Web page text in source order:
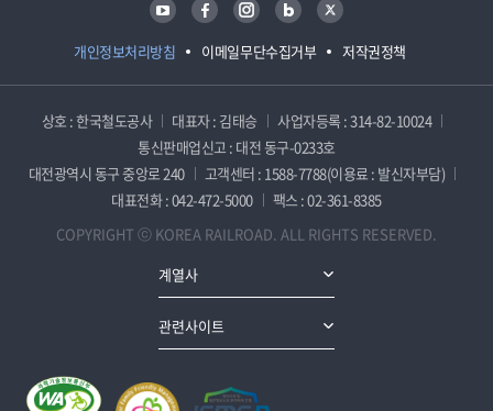
개인정보처리방침 이메일무단수집거부 저작권정책
상호 : 한국철도공사 대표자 : 김태승
사업자등록 : 314-82-10024
통신판매업신고 : 대전 동구-0233호
대전광역시 동구 중앙로 240
고객센터 : 1588-7788(이용료 : 발신자부담)
대표전화 : 042-472-5000
팩스 : 02-361-8385
COPYRIGHT ⓒ KOREA RAILROAD. ALL RIGHTS RESERVED.
계열사
관련사이트